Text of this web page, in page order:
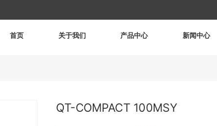
首页 关于我们 产品中心 新闻中心
QT-COMPACT 100MSY